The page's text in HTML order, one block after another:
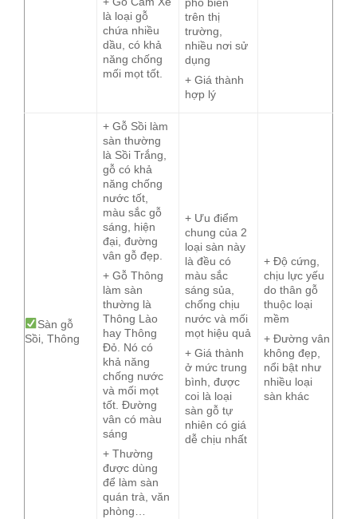
là loại gỗ
chứa nhiều
dầu, có khả
năng chống
mối mọt tốt.
trên thị
trường,
nhiều nơi sử
dụng
+ Giá thành
hợp lý
Sàn gỗ
Sồi, Thông
+ Gỗ Sồi làm
sàn thường
là Sồi Trắng,
gỗ có khả
năng chống
nước tốt,
màu sắc gỗ
sáng, hiện
đại, đường
vân gỗ đẹp.
+ Gỗ Thông
làm sàn
thường là
Thông Lào
hay Thông
Đỏ. Nó có
khả năng
chống nước
và mối mọt
tốt. Đường
vân có màu
sáng
+ Thường
được dùng
để làm sàn
quán trà, văn
phòng…
+ Ưu điểm
chung của 2
loại sàn này
là đều có
màu sắc
sáng sủa,
chống chịu
nước và mối
mọt hiệu quả
+ Giá thành
ở mức trung
bình, được
coi là loại
sàn gỗ tự
nhiên có giá
dễ chịu nhất
+ Độ cứng,
chịu lực yếu
do thân gỗ
thuộc loại
mềm
+ Đường vân
không đẹp,
nổi bật như
nhiều loại
sàn khác